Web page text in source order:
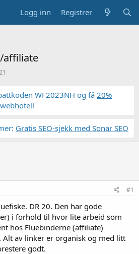
Logg inn Registrer
affiliate
WF2023NH og få 20%
Gratis SEO-sjekk med Sonar SEO
#1
DR 20. Den har gode
i forhold til hvor lite arbeid som
hos Fluebinderne (affiliate)
Alt av linker er organisk og med litt
godt.